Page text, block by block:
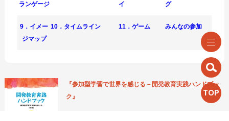
ランゲージ
イ
グ
9．イメー
ジマップ
10．タイムライン 11．ゲーム みんなの参加
『参加型学習で世界を感じる－開発教育実践ハンドブッ
ク』
TOP